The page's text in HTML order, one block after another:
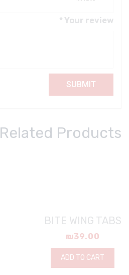
Your review
*
Related Products
BITE WING TABS
₪39.00
ADD TO CART